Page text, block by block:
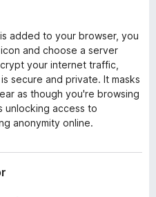
added to your browser, you
and choose a server
your internet traffic,
secure and private. It masks
as though you're browsing
unlocking access to
anonymity online.